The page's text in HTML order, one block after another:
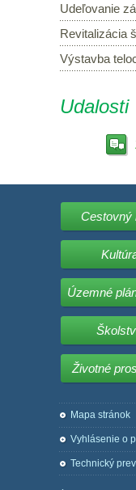
Udeľovanie
Revitalizácia
Výstavba
Udalosti
Cestovný
Územné
Životné
Mapa stránok
Vyhlásenie o
Technický